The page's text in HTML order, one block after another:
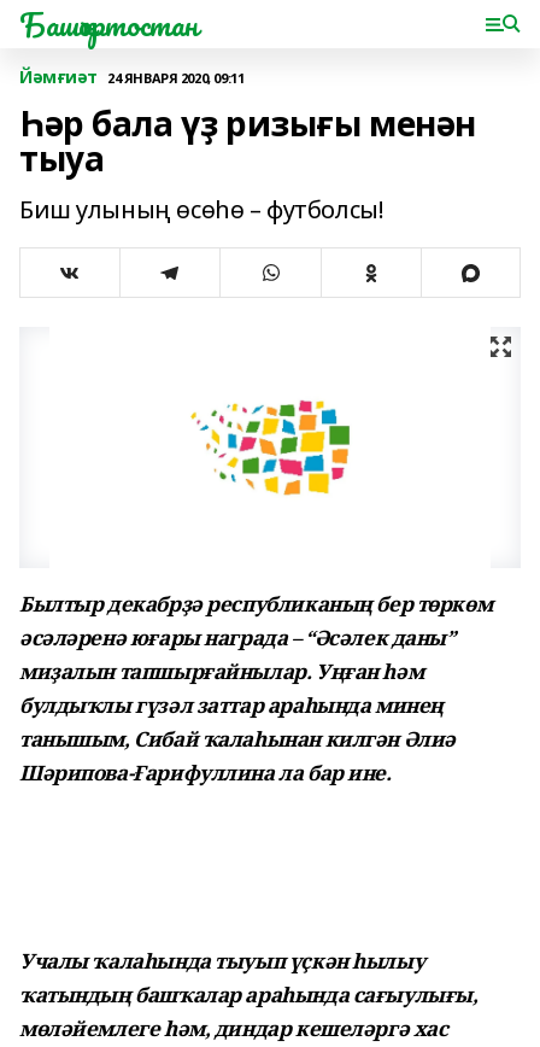
Башҡортостан
Йәмғиәт 24 ЯНВАРЯ 2020, 09:11
Һәр бала үҙ ризығы менән
тыуа
Биш улының өсөһө – футболсы!
Былтыр декабрҙә республиканың бер төркөм
әсәләренә юғары награда – “Әсәлек даны”
миҙалын тапшырғайнылар. Уңған һәм
булдыҡлы гүзәл заттар араһында минең
танышым, Сибай ҡалаһынан килгән Әлиә
Шәрипова-Ғарифуллина ла бар ине.
Учалы ҡалаһында тыуып үҫкән һылыу
ҡатындың башҡалар араһында сағыулығы,
мөләйемлеге һәм, диндар кешеләргә хас